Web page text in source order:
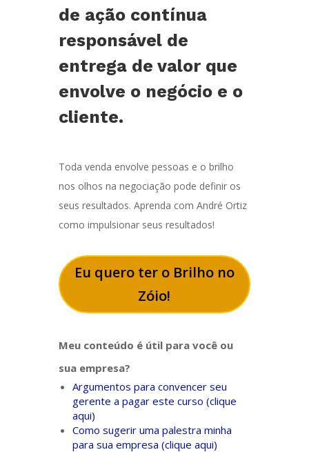
de ação contínua
responsável de
entrega de valor que
envolve o negócio e o
cliente.
Toda venda envolve pessoas e o brilho
nos olhos na negociação pode definir os
seus resultados. Aprenda com André Ortiz
como impulsionar seus resultados!
Eu quero ter o Brilho no
Zóio!
Meu conteúdo é útil para você ou
sua empresa?
Argumentos para convencer seu
gerente a pagar este curso (clique
aqui)
Como sugerir uma palestra minha
para sua empresa (clique aqui)